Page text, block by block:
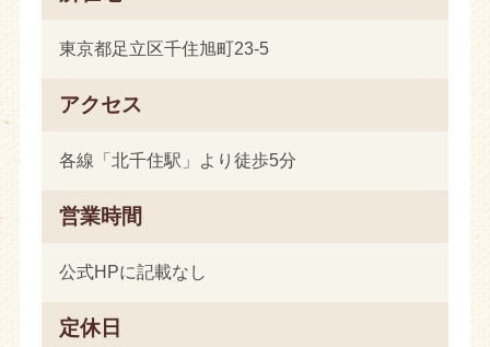
東京都足立区千住旭町23-5
アクセス
各線「北千住駅」より徒歩5分
営業時間
公式HPに記載なし
定休日